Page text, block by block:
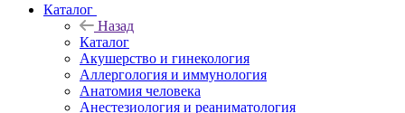
Каталог
Назад
Каталог
Акушерство и гинекология
Аллергология и иммунология
Анатомия человека
Анестезиология и реаниматология